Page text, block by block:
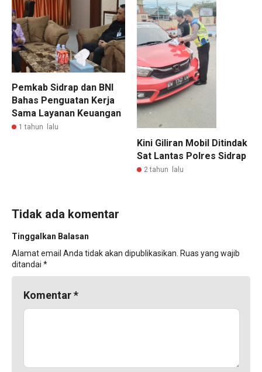
Pemkab Sidrap dan BNI
Bahas Penguatan Kerja
Sama Layanan Keuangan
1 tahun lalu
Kini Giliran Mobil Ditindak
Sat Lantas Polres Sidrap
2 tahun lalu
Tidak ada komentar
Tinggalkan Balasan
Alamat email Anda tidak akan dipublikasikan. Ruas yang wajib
ditandai *
Komentar*